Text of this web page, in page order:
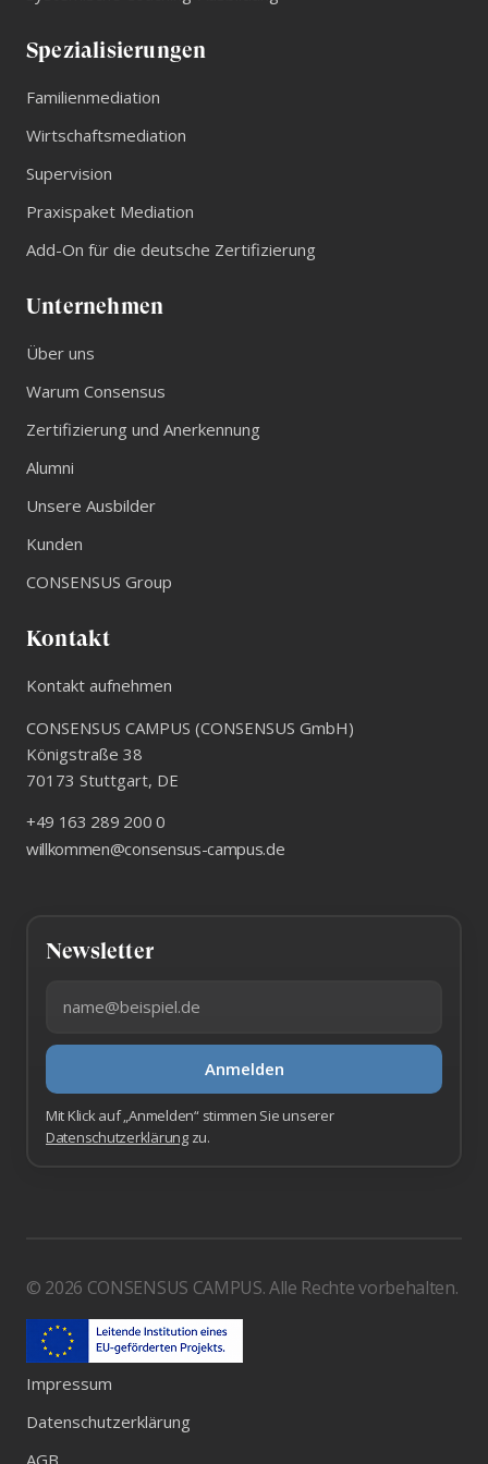
Spezialisierungen
Familienmediation
Wirtschaftsmediation
Supervision
Praxispaket Mediation
Add-On für die deutsche Zertifizierung
Unternehmen
Über uns
Warum Consensus
Zertifizierung und Anerkennung
Alumni
Unsere Ausbilder
Kunden
CONSENSUS Group
Kontakt
Kontakt aufnehmen
CONSENSUS CAMPUS (CONSENSUS GmbH)
Königstraße 38
70173 Stuttgart, DE
+49 163 289 200 0
willkommen@consensus-campus.de
Newsletter
Anmelden
Mit Klick auf „Anmelden“ stimmen Sie unserer
Datenschutzerklärungzu.
© 2026 CONSENSUS CAMPUS. Alle Rechte vorbehalten.
Impressum
Datenschutzerklärung